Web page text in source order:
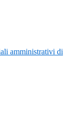
amministrativi di